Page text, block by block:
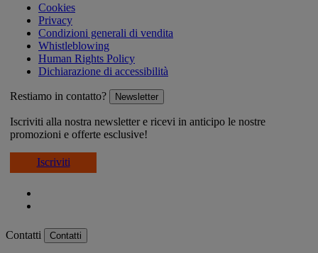
Cookies
Privacy
Condizioni generali di vendita
Whistleblowing
Human Rights Policy
Dichiarazione di accessibilità
Restiamo in contatto? Newsletter
Iscriviti alla nostra newsletter e ricevi in anticipo le nostre
promozioni e offerte esclusive!
Iscriviti
Contatti Contatti